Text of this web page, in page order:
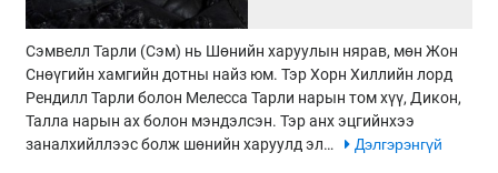
Сэмвелл Тарли (Сэм) нь Шөнийн харуулын нярав, мөн Жон
Снөүгийн хамгийн дотны найз юм. Тэр Хорн Хиллийн лорд
Рендилл Тарли болон Мелесса Тарли нарын том хүү, Дикон,
Талла нарын ах болон мэндэлсэн. Тэр анх эцгийнхээ
заналхийллээс болж шөнийн харуулд эл…
Дэлгэрэнгүй